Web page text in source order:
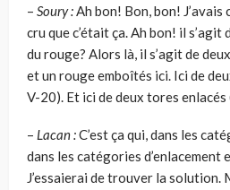
– Soury :Ah bon! Bon, bon! J’avais
cru que c’était ça. Ah bon! il
du rouge? Alors là, il s’agit de
et un rouge emboîtés ici. Ici de
V-20). Et ici de deux tores
– Lacan :C’est ça qui, dans les
dans les catégories d’enlacement
J’essaierai de trouver la solu­tion.